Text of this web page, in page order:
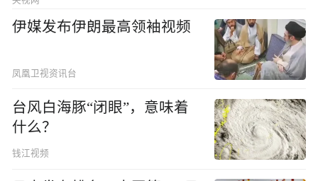
伊媒发布伊朗最高领袖视频
凤凰卫视资讯台
台风白海豚“闭眼”，意味着
什么？
钱江视频